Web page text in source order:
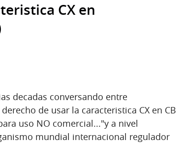
CX en
decadas conversando entre
de usar la caracteristica CX en CB
uso NO comercial..."y a nivel
mundial internacional regulador